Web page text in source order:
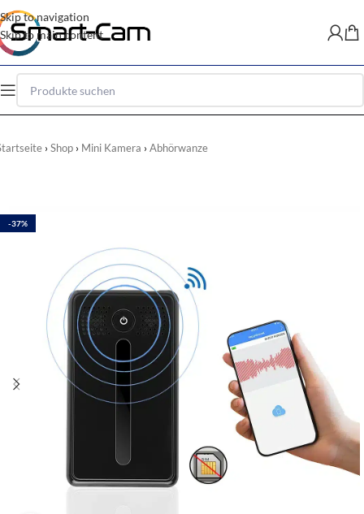
Skip to navigation
Skip to main content
Shop Mini Kamera Abhörwanze
-37%